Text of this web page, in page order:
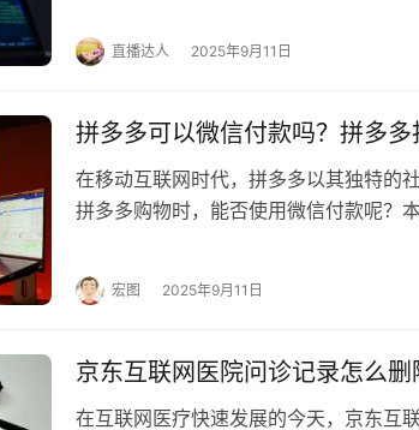
直播达人 2025年9月11日
拼多多可以微信付款吗？拼多多
在移动互联网时代，拼多多以其独特的
拼多多购物时，能否使用微信付款呢？
宏图 2025年9月11日
京东互联网医院问诊记录怎么删
在互联网医疗快速发展的今天，京东互